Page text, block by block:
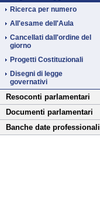
Ricerca per numero
All'esame dell'Aula
Cancellati dall'ordine del
giorno
Progetti Costituzionali
Disegni di legge
governativi
Resoconti parlamentari
Documenti parlamentari
Banche date professionali